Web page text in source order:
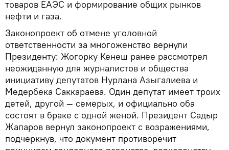
товаров ЕАЭС и формирование общих рынков
нефти и газа.
Законопроект об отмене уголовной
ответственности за многоженство вернули
Президенту: Жогорку Кенеш ранее рассмотрел
неожиданную для журналистов и общества
инициативу депутатов Нурлана Азыгалиева и
Медербека Саккараева. Один депутат имеет троих
детей, другой — семерых, и официально оба
состоят в браке с одной женой. Президент Садыр
Жапаров вернул законопроект с возражениями,
подчеркнув, что документ противоречит